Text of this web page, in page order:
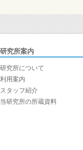
研究所案内
研究所について
利用案内
スタッフ紹介
当研究所の所蔵資料